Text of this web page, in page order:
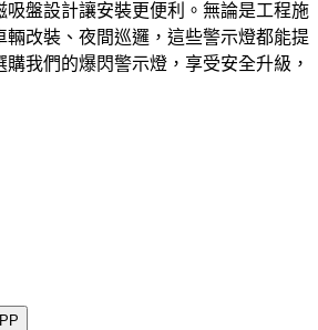
吸盤設計讓安裝更便利。無論是工程施
輛改裝、夜間巡邏，這些警示燈都能提
我們的爆閃警示燈，享受安全升級，